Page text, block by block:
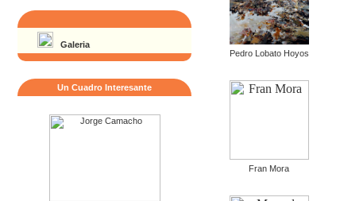
Galeria
Un Cuadro Interesante
Pedro Lobato Hoyos
Fran Mora